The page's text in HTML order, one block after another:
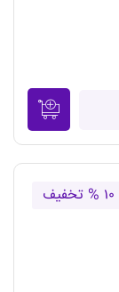
۱۰ % تخفیف